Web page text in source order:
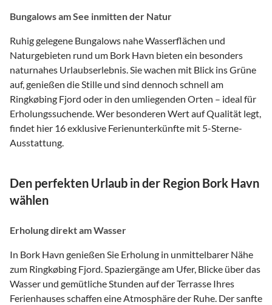
Bungalows am See inmitten der Natur
Ruhig gelegene Bungalows nahe Wasserflächen und
Naturgebieten rund um Bork Havn bieten ein besonders
naturnahes Urlaubserlebnis. Sie wachen mit Blick ins Grüne
auf, genießen die Stille und sind dennoch schnell am
Ringkøbing Fjord oder in den umliegenden Orten – ideal für
Erholungssuchende. Wer besonderen Wert auf Qualität legt,
findet hier 16 exklusive Ferienunterkünfte mit 5-Sterne-
Ausstattung.
Den perfekten Urlaub in der Region Bork Havn
wählen
Erholung direkt am Wasser
In Bork Havn genießen Sie Erholung in unmittelbarer Nähe
zum Ringkøbing Fjord. Spaziergänge am Ufer, Blicke über das
Wasser und gemütliche Stunden auf der Terrasse Ihres
Ferienhauses schaffen eine Atmosphäre der Ruhe. Der sanfte